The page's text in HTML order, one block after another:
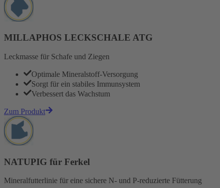
MILLAPHOS LECKSCHALE ATG
Leckmasse für Schafe und Ziegen
Optimale Mineralstoff-Versorgung
Sorgt für ein stabiles Immunsystem
Verbessert das Wachstum
Zum Produkt
NATUPIG für Ferkel
Mineralfutterlinie für eine sichere N- und P-reduzierte Fütterung